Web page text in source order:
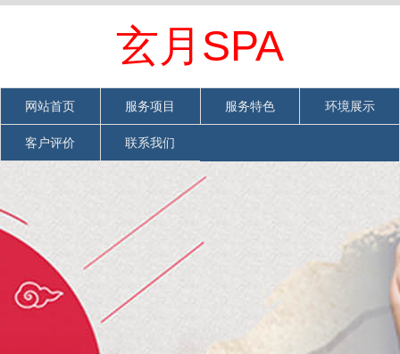
玄月SPA
网站首页 服务项目 服务特色 环境展示
客户评价 联系我们